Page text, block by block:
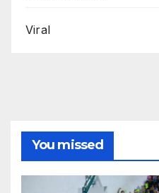
Viral
You missed